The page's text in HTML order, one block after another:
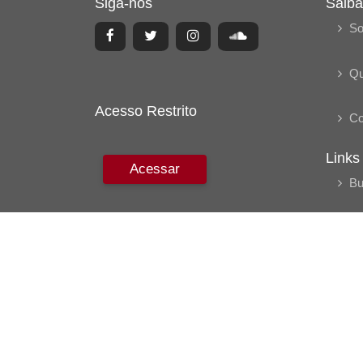
Siga-nos
Acesso Restrito
Acessar